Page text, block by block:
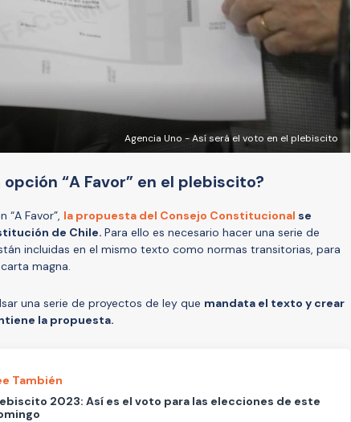
Agencia Uno - Así será el voto en el plebiscito
opción “A Favor” en el plebiscito?
Favor”, la propuesta del Consejo Constitucional se
de Chile. Para ello es necesario hacer una serie de
incluidas en el mismo texto como normas transitorias, para
magna.
una serie de proyectos de ley que mandata el texto y crear
la propuesta.
También
2023: Así es el voto para las elecciones de este